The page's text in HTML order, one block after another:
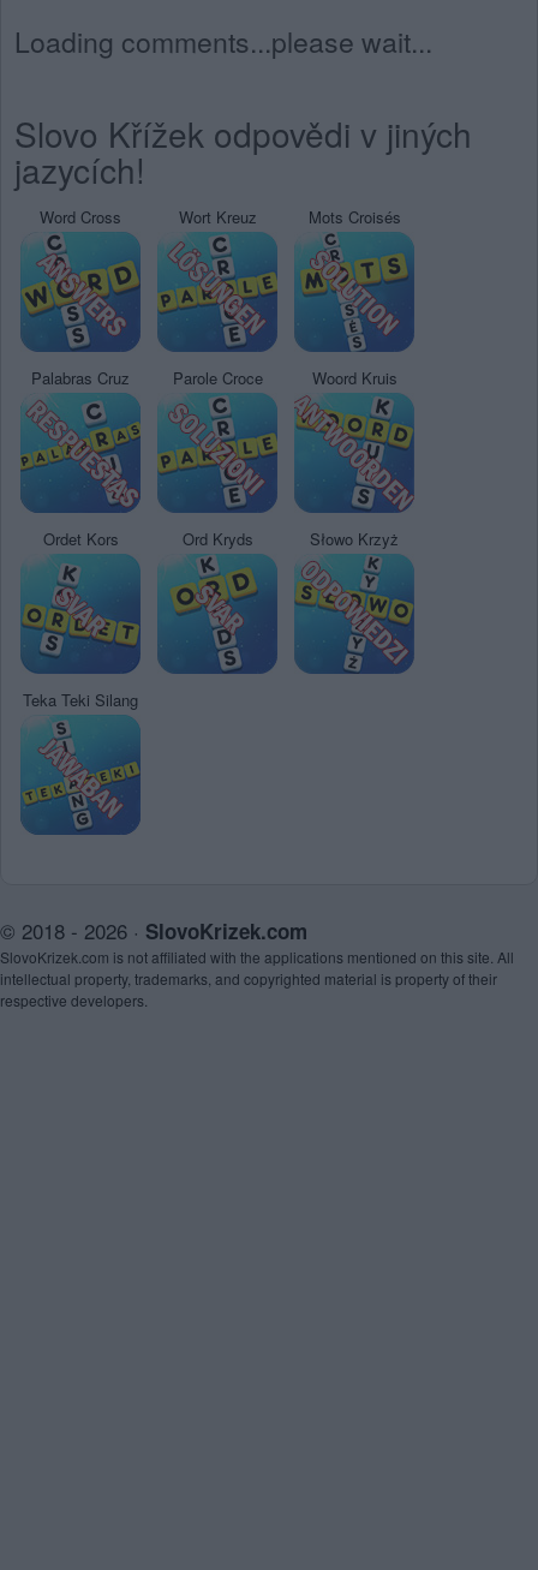
Loading comments...please wait...
Slovo Křížek odpovědi v jiných
jazycích!
Word Cross Wort Kreuz Mots Croisés
Palabras Cruz Parole Croce Woord Kruis
Ordet Kors Ord Kryds Słowo Krzyż
Teka Teki Silang
© 2018 - 2026 · SlovoKrizek.com
SlovoKrizek.com is not affiliated with the applications mentioned on this site. All
intellectual property, trademarks, and copyrighted material is property of their
respective developers.